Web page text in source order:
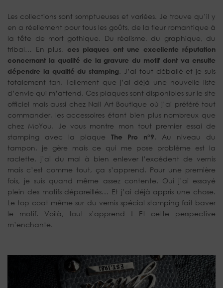
Les collections sont somptueuses et variées. Je trouve qu’il y
en a réellement pour tous les goûts, de la fleur romantique à
la tête de mort gothique. Du réalisme, du graphique, du
tribal… En plus, ces plaques ont une excellente réputation
concernant la qualité de la gravure du motif dont va ensuite
dépendre la qualité du stamping. J’ai tout déballé et je suis
totalement fan. Tellement que j’ai déjà une nouvelle liste
d’envie qui m’attend. Ces plaques sont disponibles sur le site
officiel mais aussi chez Nail Art Boutique où j’ai préféré tout
commander, les accessoires étant bien plus nombreux que
chez MoYou. Je vous montre mon tout premier essai de
stamping avec la plaque The Pro n°9. Au niveau du
tampon, je gère mais ce qui me pose problème est la
raclette, j’ai du mal à bien enlever l’excédent de vernis
mais c’est comme tout, ça s’apprend. Pour une première
fois, je suis quand même assez contente. Oui j’ai essayé
plein des motifs dépareillés… Et j’ai déjà appris une chose.
Le top coat même sur du vernis spécial stamping fait baver
le motif. Voilà, tout s’apprend ! Et cette perspective
m’enchante.